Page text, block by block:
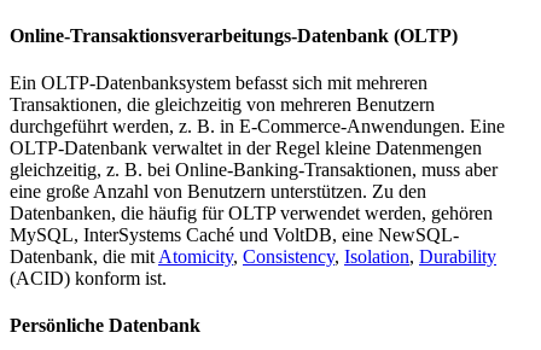
Online-Transaktionsverarbeitungs-Datenbank (OLTP)
Ein OLTP-Datenbanksystem befasst sich mit mehreren
Transaktionen, die gleichzeitig von mehreren Benutzern
durchgeführt werden, z. B. in E-Commerce-Anwendungen. Eine
OLTP-Datenbank verwaltet in der Regel kleine Datenmengen
gleichzeitig, z. B. bei Online-Banking-Transaktionen, muss aber
eine große Anzahl von Benutzern unterstützen. Zu den
Datenbanken, die häufig für OLTP verwendet werden, gehören
MySQL, InterSystems Caché und VoltDB, eine NewSQL-
Datenbank, die mit Atomicity, Consistency, Isolation, Durability
(ACID) konform ist.
Persönliche Datenbank